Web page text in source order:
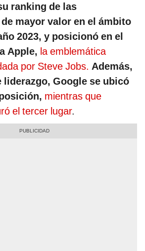
ranking de las
mayor valor en el ámbito
2023, y posicionó en el
Apple, la emblemática
por Steve Jobs. Además,
liderazgo, Google se ubicó
mientras que
el tercer lugar.